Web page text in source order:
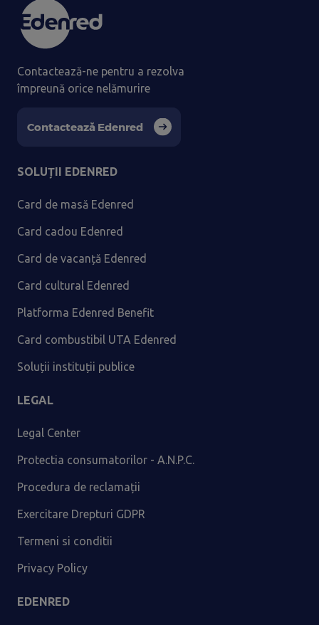
Contactează-ne pentru a rezolva
împreună orice nelămurire
Contactează Edenred
SOLUȚII EDENRED
Card de masă Edenred
Card cadou Edenred
Card de vacanță Edenred
Card cultural Edenred
Platforma Edenred Benefit
Card combustibil UTA Edenred
Soluții instituții publice
LEGAL
Legal Center
Protectia consumatorilor - A.N.P.C.
Procedura de reclamații
Exercitare Drepturi GDPR
Termeni si conditii
Privacy Policy
EDENRED